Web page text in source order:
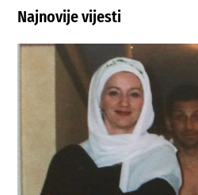
Najnovije vijesti